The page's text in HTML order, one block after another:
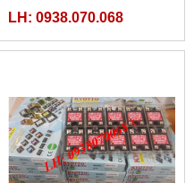
LH: 0938.070.068